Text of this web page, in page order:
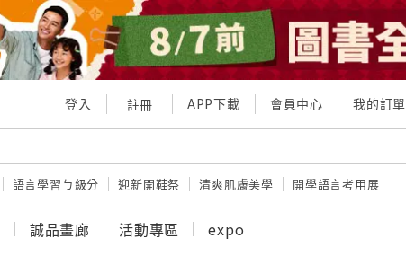
登入 註冊 APP下載 會員中心 我的訂單
語言學習ㄅ級分 迎新開鞋祭 清爽肌膚美學 開學語言考用展
誠品畫廊 活動專區 expo